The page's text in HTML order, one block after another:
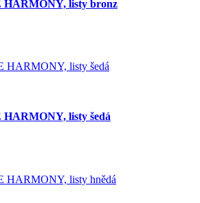
HARMONY, listy bronz
HARMONY, listy šedá